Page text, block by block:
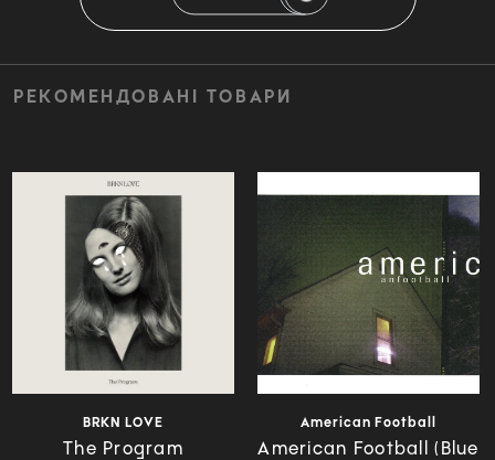
РЕКОМЕНДОВАНІ ТОВАРИ
BRKN LOVE
The Program
American Football
American Football (Blue